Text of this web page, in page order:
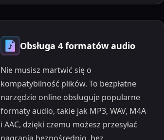
Obsługa 4 formatów audio
Nie musisz martwić się o
kompatybilność plików. To bezpłatne
narzędzie online obsługuje popularne
formaty audio, takie jak MP3, WAV, M4A
i AAC, dzięki czemu możesz przesyłać